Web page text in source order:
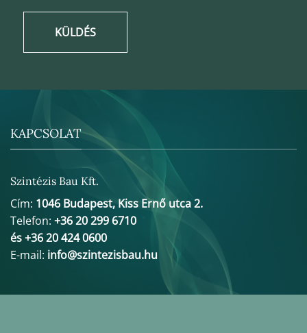
KÜLDÉS
KAPCSOLAT
Szintézis Bau Kft.
Cím: 1046 Budapest, Kiss Ernő utca 2.
Telefon: +36 20 299 6710
és +36 20 424 0600
E-mail: info@szintezisbau.hu